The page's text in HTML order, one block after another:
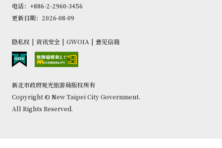
电话：+886-2-2960-3456
更新日期：2026-08-09
隐私权 | 资讯安全 | GWOIA | 意见信箱
新北市政府观光旅游局版权所有
Copyright © New Taipei City Government.
All Rights Reserved.